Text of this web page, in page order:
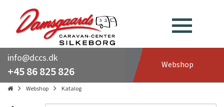
info@dccs.dk
+45 86 825 826 Webshop
Webshop Katalog